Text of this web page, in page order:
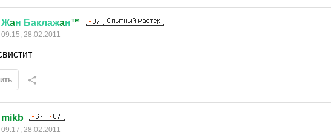
Жaн Баклажaн™
09:15, 28.02.2011
mikb
09:17, 28.02.2011